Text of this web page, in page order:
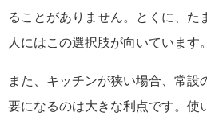
ることがありません。とくに、た
人にはこの選択肢が向いています。
また、キッチンが狭い場合、常設
要になるのは大きな利点です。使